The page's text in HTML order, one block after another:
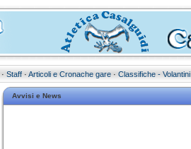
· Staff · Articoli e Cronache gare · Classifiche - Volantini
Avvisi e News